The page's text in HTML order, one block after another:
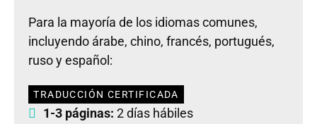
Para la mayoría de los idiomas comunes,
incluyendo árabe, chino, francés, portugués,
ruso y español:
TRADUCCIÓN CERTIFICADA
1-3 páginas: 2 días hábiles